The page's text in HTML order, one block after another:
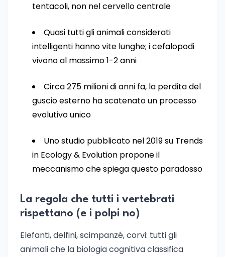
tentacoli, non nel cervello centrale
Quasi tutti gli animali considerati
intelligenti hanno vite lunghe; i cefalopodi
vivono al massimo 1-2 anni
Circa 275 milioni di anni fa, la perdita del
guscio esterno ha scatenato un processo
evolutivo unico
Uno studio pubblicato nel 2019 su Trends
in Ecology & Evolution propone il
meccanismo che spiega questo paradosso
La regola che tutti i vertebrati
rispettano (e i polpi no)
Elefanti, delfini, scimpanzé, corvi: tutti gli
animali che la biologia cognitiva classifica